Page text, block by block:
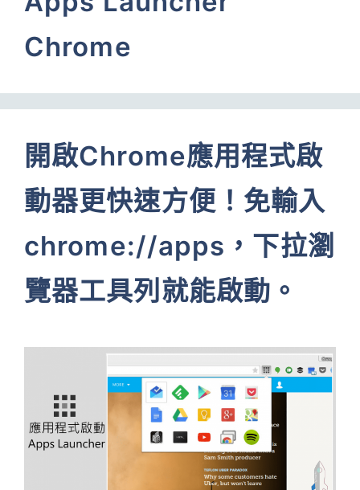
Chrome
開啟Chrome應用程式啟
動器更快速方便！免輸入
chrome://apps，下拉瀏
覽器工具列就能啟動。